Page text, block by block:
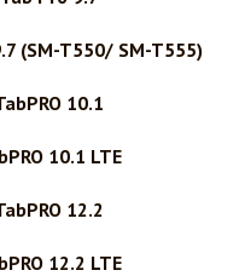
(SM-T550/ SM-T555)
10.1
10.1 LTE
12.2
12.2 LTE